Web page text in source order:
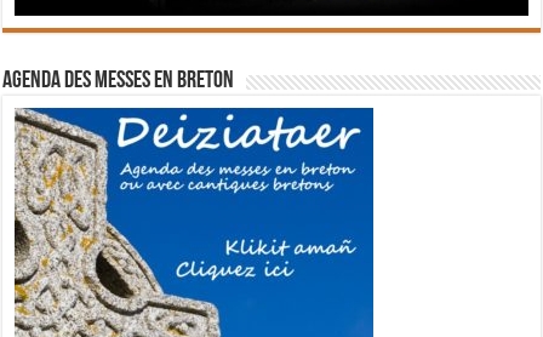
Agenda des messes en breton